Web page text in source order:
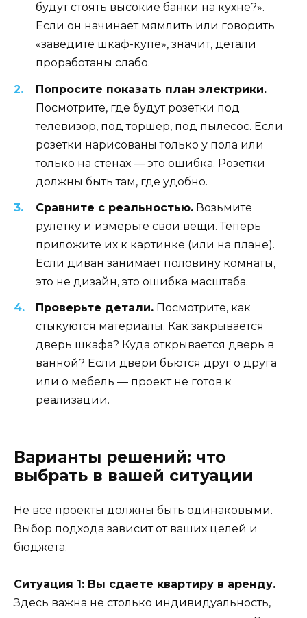
будут стоять высокие банки на кухне?».
Если он начинает мямлить или говорить
«заведите шкаф-купе», значит, детали
проработаны слабо.
Попросите показать план электрики.
Посмотрите, где будут розетки под
телевизор, под торшер, под пылесос. Если
розетки нарисованы только у пола или
только на стенах — это ошибка. Розетки
должны быть там, где удобно.
Сравните с реальностью. Возьмите
рулетку и измерьте свои вещи. Теперь
приложите их к картинке (или на плане).
Если диван занимает половину комнаты,
это не дизайн, это ошибка масштаба.
Проверьте детали. Посмотрите, как
стыкуются материалы. Как закрывается
дверь шкафа? Куда открывается дверь в
ванной? Если двери бьются друг о друга
или о мебель — проект не готов к
реализации.
Варианты решений: что
выбрать в вашей ситуации
Не все проекты должны быть одинаковыми.
Выбор подхода зависит от ваших целей и
бюджета.
Ситуация 1: Вы сдаете квартиру в аренду.
Здесь важна не столько индивидуальность,